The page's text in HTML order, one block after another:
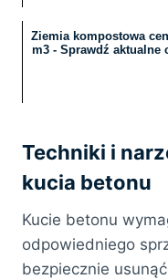
Ziemia kompostowa
m3 - Sprawdź aktualne
Techniki i
kucia betonu
Kucie betonu
odpowiedniego
bezpiecznie